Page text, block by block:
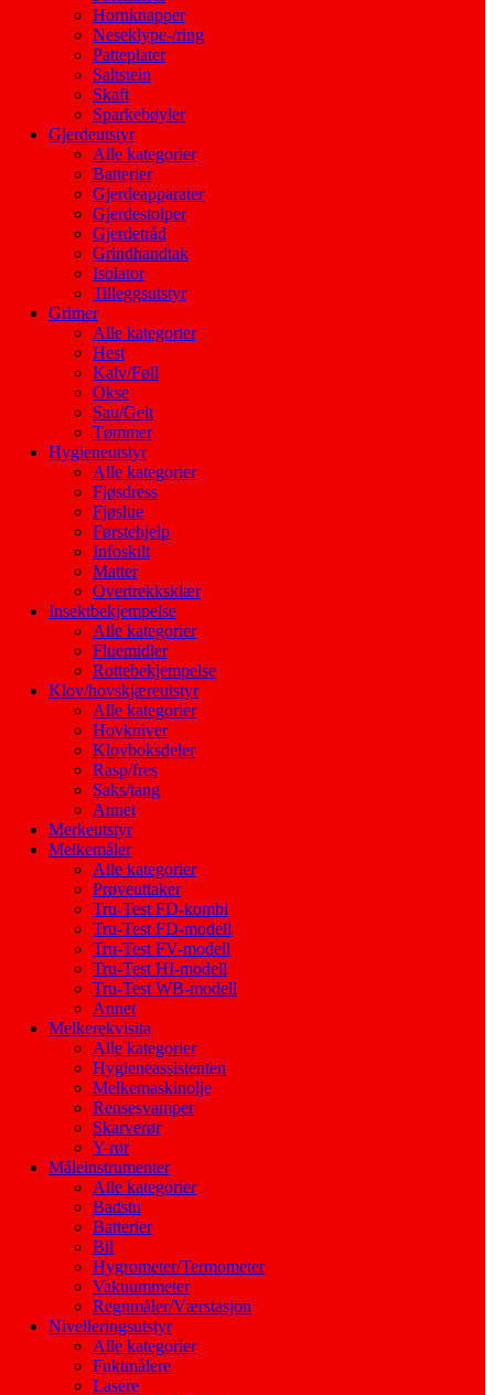
Hornknapper
Neseklype-/ring
Patteplater
Saltstein
Skaft
Sparkebøyler
Gjerdeutstyr
Alle kategorier
Batterier
Gjerdeapparater
Gjerdestolper
Gjerdetråd
Grindhandtak
Isolator
Tilleggsutstyr
Grimer
Alle kategorier
Hest
Kalv/Føll
Okse
Sau/Geit
Tømmer
Hygieneutstyr
Alle kategorier
Fjøsdress
Fjøslue
Førstehjelp
Infoskilt
Matter
Overtrekksklær
Insektbekjempelse
Alle kategorier
Fluemidler
Rottebekjempelse
Klov/hovskjæreutstyr
Alle kategorier
Hovkniver
Klovboksdeler
Rasp/fres
Saks/tang
Annet
Merkeutstyr
Melkemåler
Alle kategorier
Prøveuttaker
Tru-Test FD-kombi
Tru-Test FD-modell
Tru-Test FV-modell
Tru-Test HI-modell
Tru-Test WB-modell
Annet
Melkerekvisita
Alle kategorier
Hygieneassistenten
Melkemaskinolje
Rensesvamper
Skarverør
Y-rør
Måleinstrumenter
Alle kategorier
Badstu
Batterier
Bil
Hygrometer/Termometer
Vakuummeter
Regnmåler/Værstasjon
Nivelleringsutstyr
Alle kategorier
Fuktmålere
Lasere